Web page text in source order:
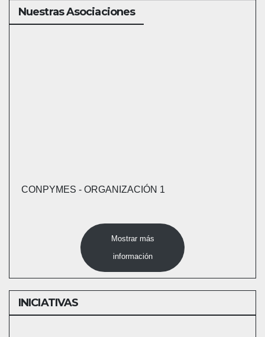
Nuestras Asociaciones
CONPYMES - ORGANIZACIÓN 1
Mostrar más
información
INICIATIVAS